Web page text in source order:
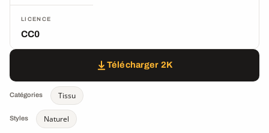
LICENCE
CC0
Télécharger 2K
Catégories Tissu
Styles Naturel